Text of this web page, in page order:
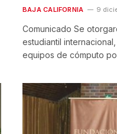
BAJA CALIFORNIA 9
Comunicado Se
estudiantil
equipos de cómputo